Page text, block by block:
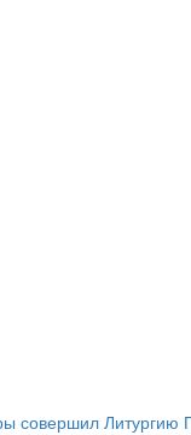
совершил